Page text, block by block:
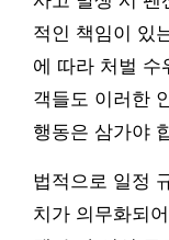
적인 책임이 있
에 따라 처벌 수
객들도 이러한
행동은 삼가야
법적으로 일정
치가 의무화되